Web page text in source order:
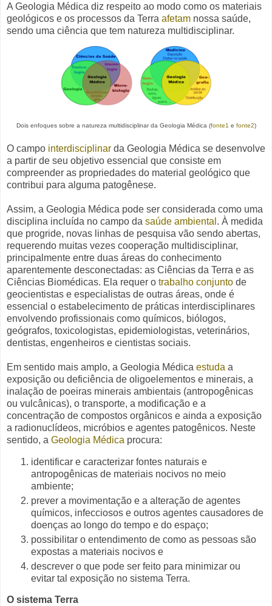
A Geologia Médica diz respeito ao modo como os materiais
geológicos e os processos da Terra afetam nossa saúde,
sendo uma ciência que tem natureza multidisciplinar.
Dois enfoques sobre a natureza multidisciplinar da Geologia Médica (fonte1 e fonte2)
O campo interdisciplinar da Geologia Médica se desenvolve
a partir de seu objetivo essencial que consiste em
compreender as propriedades do material geológico que
contribui para alguma patogênese.
Assim, a Geologia Médica pode ser considerada como uma
disciplina incluída no campo da saúde ambiental . À medida
que progride, novas linhas de pesquisa vão sendo abertas,
requerendo muitas vezes cooperação multidisciplinar,
principalmente entre duas áreas do conhecimento
aparentemente desconectadas: as Ciências da Terra e as
Ciências Biomédicas. Ela requer o trabalho conjunto de
geocientistas e especialistas de outras áreas, onde é
essencial o estabelecimento de práticas interdisciplinares
envolvendo profissionais como químicos, biólogos,
geógrafos, toxicologistas, epidemiologistas, veterinários,
dentistas, engenheiros e cientistas sociais.
Em sentido mais amplo, a Geologia Médica estuda a
exposição ou deficiência de oligoelementos e minerais, a
inalação de poeiras minerais ambientais (antropogênicas
ou vulcânicas), o transporte, a modificação e a
concentração de compostos orgânicos e ainda a exposição
a radionuclídeos, micróbios e agentes patogênicos. Neste
sentido, a Geologia Médica procura:
identificar e caracterizar fontes naturais e
antropogênicas de materiais nocivos no meio
ambiente;
prever a movimentação e a alteração de agentes
químicos, infecciosos e outros agentes causadores de
doenças ao longo do tempo e do espaço;
possibilitar o entendimento de como as pessoas são
expostas a materiais nocivos e
descrever o que pode ser feito para minimizar ou
evitar tal exposição no sistema Terra.
O sistema Terra